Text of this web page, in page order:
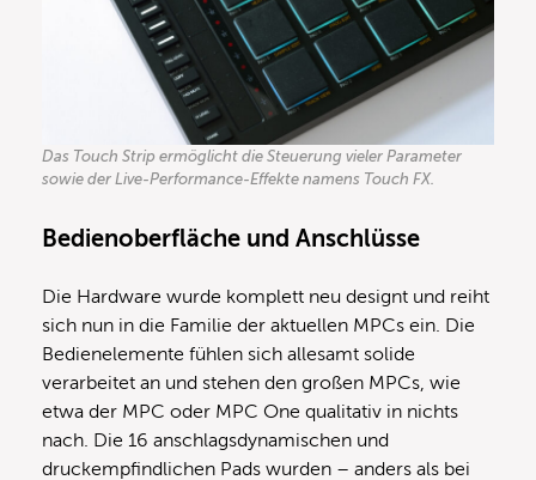
Das Touch Strip ermöglicht die Steuerung vieler Parameter
sowie der Live-Performance-Effekte namens Touch FX.
Bedienoberfläche und Anschlüsse
Die Hardware wurde komplett neu designt und reiht
sich nun in die Familie der aktuellen MPCs ein. Die
Bedienelemente fühlen sich allesamt solide
verarbeitet an und stehen den großen MPCs, wie
etwa der MPC oder MPC One qualitativ in nichts
nach. Die 16 anschlagsdynamischen und
druckempfindlichen Pads wurden – anders als bei